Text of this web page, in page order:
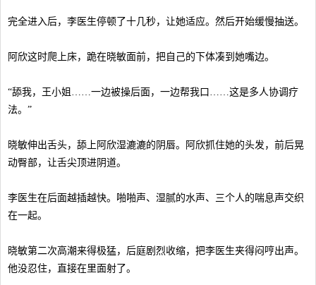
完全进入后，李医生停顿了十几秒，让她适应。然后开始缓慢抽送。
阿欣这时爬上床，跪在晓敏面前，把自己的下体凑到她嘴边。
“舔我，王小姐……一边被操后面，一边帮我口……这是多人协调疗
法。”
晓敏伸出舌头，舔上阿欣湿漉漉的阴唇。阿欣抓住她的头发，前后晃
动臀部，让舌尖顶进阴道。
李医生在后面越插越快。啪啪声、湿腻的水声、三个人的喘息声交织
在一起。
晓敏第二次高潮来得极猛，后庭剧烈收缩，把李医生夹得闷哼出声。
他没忍住，直接在里面射了。